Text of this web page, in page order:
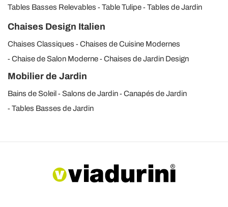
Tables Basses Relevables
Table Tulipe Tables de Jardin
Chaises Design Italien
Chaises Classiques
Chaises de Cuisine Modernes
Chaise de Salon Moderne
Chaises de Jardin Design
Mobilier de Jardin
Bains de Soleil Salons de Jardin
Canapés de Jardin
Tables Basses de Jardin